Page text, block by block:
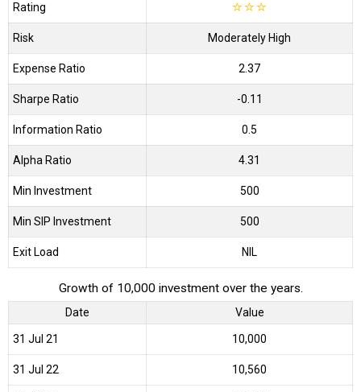
Rating ☆☆☆
Risk Moderately High
Expense Ratio 2.37
Sharpe Ratio -0.11
Information Ratio 0.5
Alpha Ratio 4.31
Min Investment 500
Min SIP Investment 500
Exit Load NIL
Growth of 10,000 investment over the years.
Date Value
31 Jul 21 ₹10,000
31 Jul 22 ₹10,560